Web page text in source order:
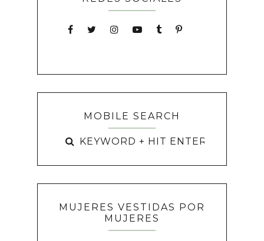
MOBILE SEARCH
MUJERES VESTIDAS POR
MUJERES